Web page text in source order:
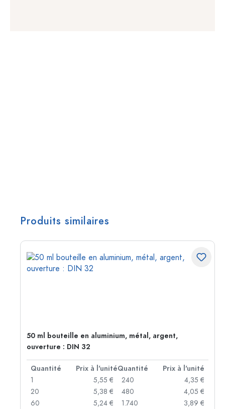
Produits similaires
50 ml bouteille en aluminium, métal, argent,
ouverture : DIN 32
Quantité Prix à l'unitéQuantité
Prix à l'unité
1
5,55 €
20
5,38 €
60
5,24 €
240
4,35 €
480
4,05 €
1.740
3,89 €